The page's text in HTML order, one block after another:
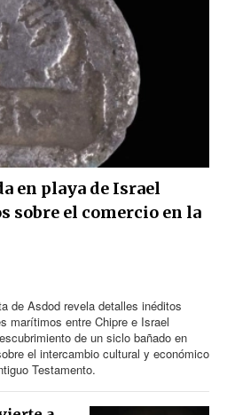
en playa de Israel
sobre el comercio en la
de Asdod revela detalles inéditos
marítimos entre Chipre e Israel
de un siclo bañado en
el intercambio cultural y económico
Testamento.